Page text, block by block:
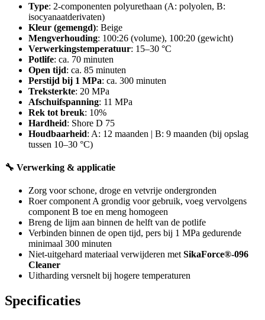
Type: 2-componenten polyurethaan (A: polyolen, B:
isocyanaatderivaten)
Kleur (gemengd): Beige
Mengverhouding: 100:26 (volume), 100:20 (gewicht)
Verwerkingstemperatuur: 15–30 °C
Potlife: ca. 70 minuten
Open tijd: ca. 85 minuten
Perstijd bij 1 MPa: ca. 300 minuten
Treksterkte: 20 MPa
Afschuifspanning: 11 MPa
Rek tot breuk: 10%
Hardheid: Shore D 75
Houdbaarheid: A: 12 maanden | B: 9 maanden (bij opslag
tussen 10–30 °C)
🔧 Verwerking & applicatie
Zorg voor schone, droge en vetvrije ondergronden
Roer component A grondig voor gebruik, voeg vervolgens
component B toe en meng homogeen
Breng de lijm aan binnen de helft van de potlife
Verbinden binnen de open tijd, pers bij 1 MPa gedurende
minimaal 300 minuten
Niet-uitgehard materiaal verwijderen metSikaForce®-096
Cleaner
Uitharding versnelt bij hogere temperaturen
Specificaties